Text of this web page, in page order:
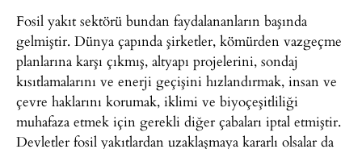
Fosil yakıt sektörü bundan faydalananların başında
gelmiştir. Dünya çapında şirketler, kömürden vazgeçme
planlarına karşı çıkmış, altyapı projelerini, sondaj
kısıtlamalarını ve enerji geçişini hızlandırmak, insan ve
çevre haklarını korumak, iklimi ve biyoçeşitliliği
muhafaza etmek için gerekli diğer çabaları iptal etmiştir.
Devletler fosil yakıtlardan uzaklaşmaya kararlı olsalar da